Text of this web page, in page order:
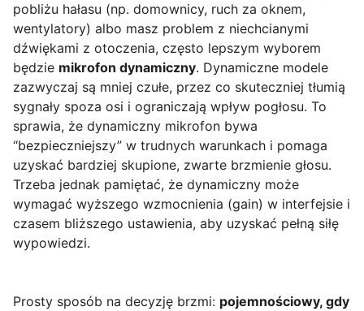
pobliżu hałasu (np. domownicy, ruch za oknem,
wentylatory) albo masz problem z niechcianymi
dźwiękami z otoczenia, często lepszym wyborem
będzie mikrofon dynamiczny. Dynamiczne modele
zazwyczaj są mniej czułe, przez co skuteczniej tłumią
sygnały spoza osi i ograniczają wpływ pogłosu. To
sprawia, że dynamiczny mikrofon bywa
“bezpieczniejszy” w trudnych warunkach i pomaga
uzyskać bardziej skupione, zwarte brzmienie głosu.
Trzeba jednak pamiętać, że dynamiczny może
wymagać wyższego wzmocnienia (gain) w interfejsie i
czasem bliższego ustawienia, aby uzyskać pełną siłę
wypowiedzi.
Prosty sposób na decyzję brzmi: pojemnościowy, gdy